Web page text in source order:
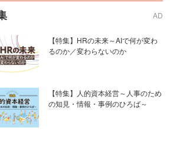
AD
【特集】HRの未来～AIで何が変わ
るのか／変わらないのか
【特集】人的資本経営～人事のため
の知見・情報・事例のひろば～